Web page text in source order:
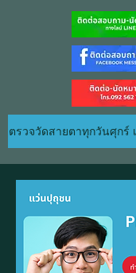
ตรวจวัดสายตาทุกวันศุกร์